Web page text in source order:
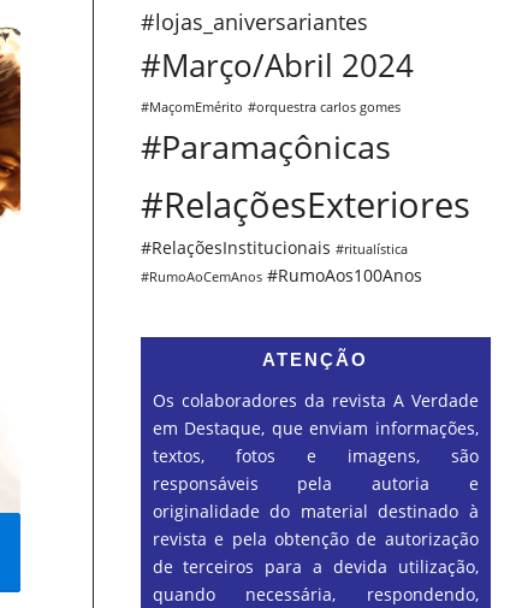
#lojas_aniversariantes
#Março/Abril 2024
#MaçomEmérito #orquestra carlos gomes
#Paramaçônicas
#RelaçõesExteriores
#RelaçõesInstitucionais #ritualística
#RumoAoCemAnos #RumoAos100Anos
ATENÇÃO
Os colaboradores da revista A Verdade
em Destaque, que enviam informações,
textos, fotos e imagens, são
responsáveis pela autoria e
originalidade do material destinado à
revista e pela obtenção de autorização
de terceiros para a devida utilização,
quando necessária, respondendo,